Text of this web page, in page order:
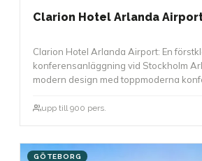
Clarion Hotel Arlanda
Clarion Hotel Arlanda Airport: En
konferensanläggning vid Stockholm
modern design med toppmoderna
upp till 900 pers.
GÖTEBORG